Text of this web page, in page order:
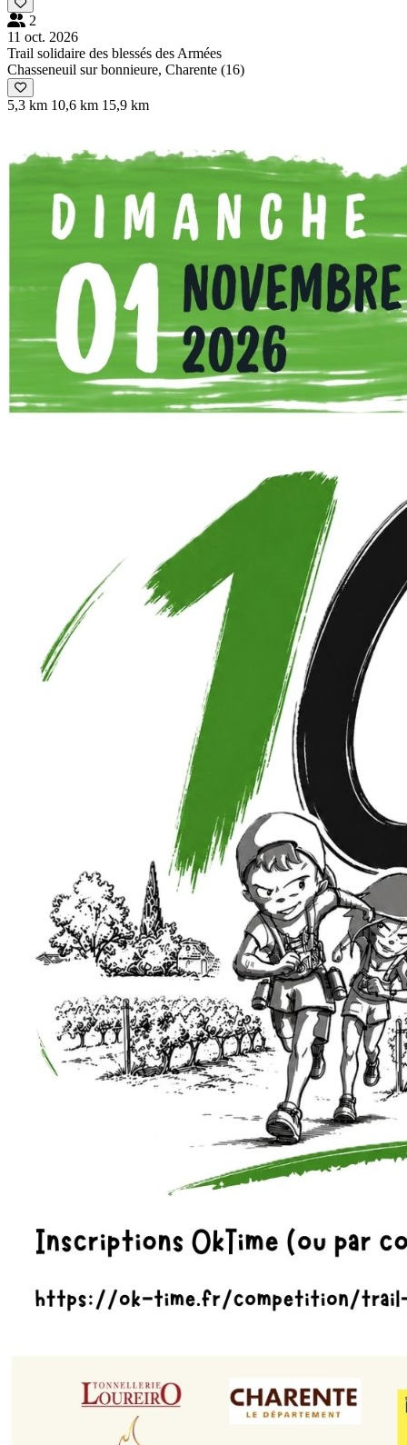
2
11 oct. 2026
Trail solidaire des blessés des Armées
Chasseneuil sur bonnieure, Charente (16)
5,3 km 10,6 km 15,9 km